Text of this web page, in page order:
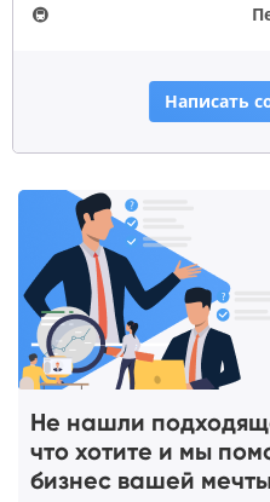
🚇
Написать
Не нашли
что хотите и мы
бизнес вашей